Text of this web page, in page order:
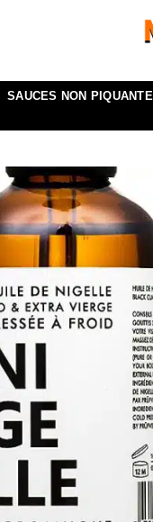
SAUCES NON PIQUANTE